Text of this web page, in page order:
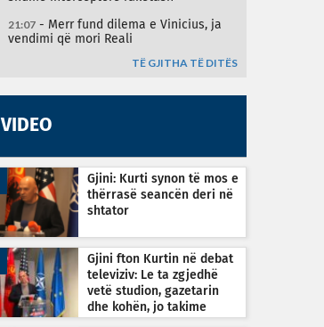
21:07 - Merr fund dilema e Vinicius, ja
vendimi që mori Reali
TË GJITHA TË DITËS
VIDEO
Gjini: Kurti synon të mos e
thërrasë seancën deri në
shtator
Gjini fton Kurtin në debat
televiziv: Le ta zgjedhë
vetë studion, gazetarin
dhe kohën, jo takime